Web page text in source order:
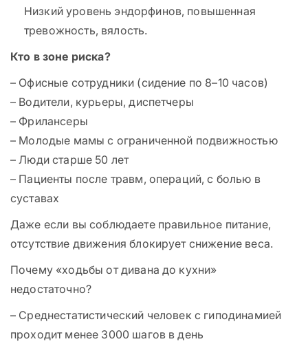
Низкий уровень эндорфинов, повышенная
тревожность, вялость.
Кто в зоне риска?
– Офисные сотрудники (сидение по 8–10 часов)
– Водители, курьеры, диспетчеры
– Фрилансеры
– Молодые мамы с ограниченной подвижностью
– Люди старше 50 лет
– Пациенты после травм, операций, с болью в
суставах
Даже если вы соблюдаете правильное питание,
отсутствие движения блокирует снижение веса.
Почему «ходьбы от дивана до кухни»
недостаточно?
– Среднестатистический человек с гиподинамией
проходит менее 3000 шагов в день